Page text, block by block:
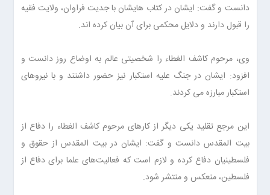
دانست و گفت: ایشان در کتاب هایشان با جدیت فراوان، ولایت فقیه
را قبول دارند و دلایل محکمی برای آن بیان کرده اند.
وی، مرحوم کاشف الغطاء را شخصیتی عالم به اوضاع روز دانست و
افزود: ایشان در جنگ علیه استکبار نیز حضور داشتند و با نیروهای
استکبار مبارزه می کردند.
این مرجع تقلید یکی دیگر از کارهای مرحوم کاشف الغطاء را دفاع از
بیت المقدس دانست و گفت: ایشان در بیت المقدس از حقوق و
فلسطینیان دفاع کرده و لازم است که فعالیت‌های علما برای دفاع از
فلسطین، منعکس و منتشر شود.